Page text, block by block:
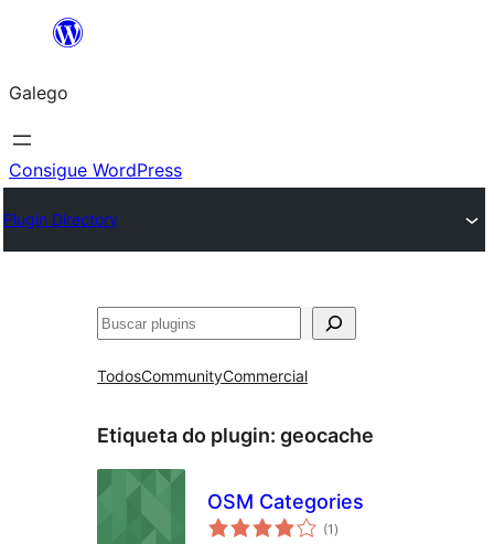
Saltar
contido
Galego
Consigue WordPress
Plugin Directory
Buscar
TodosCommunityCommercial
Etiqueta do plugin: geocache
OSM Categories
(1 valoracións
totais
)